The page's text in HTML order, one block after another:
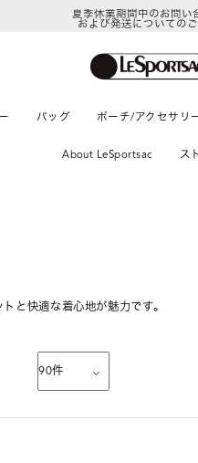
夏季休業期間中のお問い
および発送についての
バッグ ポーチ/アクセサリ
About LeSportsac ス
と快適な着心地が魅力です。
90件